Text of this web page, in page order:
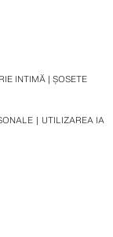
UTILIZAREA IA
INTIMĂ | ȘOSETE